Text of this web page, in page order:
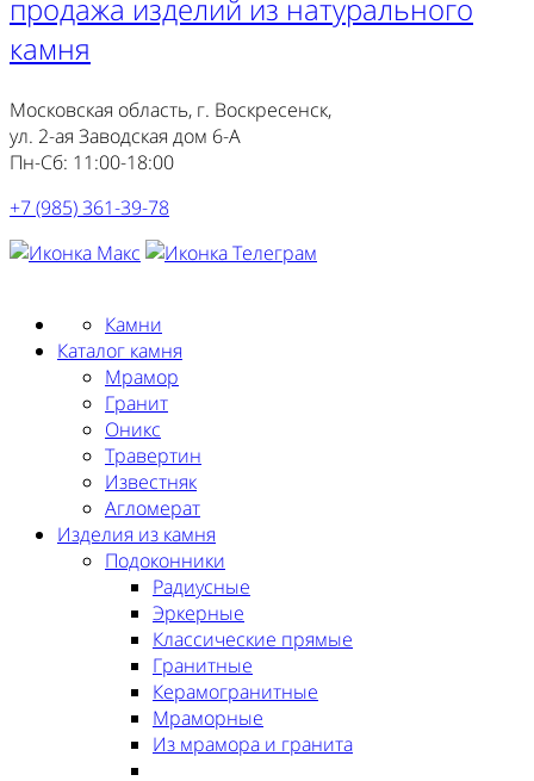
Московская область, г. Воскресенск,
ул. 2-ая Заводская дом 6-А
Пн-Сб: 11:00-18:00
+7 (985) 361-39-78
Камни
Каталог камня
Мрамор
Гранит
Оникс
Травертин
Известняк
Агломерат
Изделия из камня
Подоконники
Радиусные
Эркерные
Классические прямые
Гранитные
Керамогранитные
Мраморные
Из мрамора и гранита